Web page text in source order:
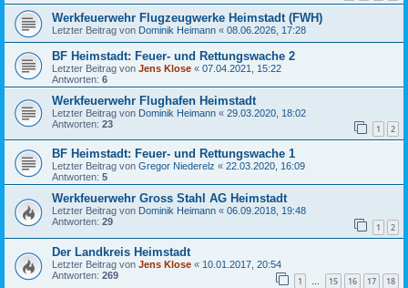
Werkfeuerwehr Flugzeugwerke Heimstadt (FWH)
Letzter Beitrag von Dominik Heimann « 08.06.2026, 17:28
BF Heimstadt: Feuer- und Rettungswache 2
Letzter Beitrag von Jens Klose « 07.04.2021, 15:22
Antworten: 6
Werkfeuerwehr Flughafen Heimstadt
Letzter Beitrag von Dominik Heimann « 29.03.2020, 18:02
Antworten: 23 1 2
BF Heimstadt: Feuer- und Rettungswache 1
Letzter Beitrag von Gregor Niederelz « 22.03.2020, 16:09
Antworten: 5
Werkfeuerwehr Gross Stahl AG Heimstadt
Letzter Beitrag von Dominik Heimann « 06.09.2018, 19:48
Antworten: 29 1 2
Der Landkreis Heimstadt
Letzter Beitrag von Jens Klose « 10.01.2017, 20:54
Antworten: 269 1 … 15 16 17 18